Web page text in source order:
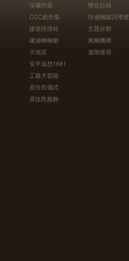
珍藏特展
CCC創作集
建築排排站
建築轉轉樂
天地宮
安平追想1661
工藝大冒險
原住民儀式
原住民服飾
聯合目錄
快速關鍵詞導覽
主題分類
典藏機構
進階搜尋